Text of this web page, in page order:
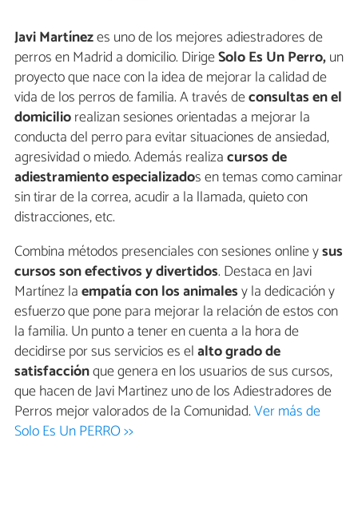
Javi Martínezes uno de los mejores adiestradores de
perros en Madrid a domicilio. DirigeSolo Es Un Perro,un
proyecto que nace con la idea de mejorar la calidad de
vida de los perros de familia. A través deconsultas en el
domiciliorealizan sesiones orientadas a mejorar la
conducta del perro para evitar situaciones de ansiedad,
agresividad o miedo. Además realizacursos de
adiestramiento especializados en temas como caminar
sin tirar de la correa, acudir a la llamada, quieto con
distracciones, etc.
Combina métodos presenciales con sesiones online ysus
cursos son efectivos y divertidos. Destaca en Javi
Martínez laempatía con los animalesy la dedicación y
esfuerzo que pone para mejorar la relación de estos con
la familia. Un punto a tener en cuenta a la hora de
decidirse por sus servicios es elalto grado de
satisfacciónque genera en los usuarios de sus cursos,
que hacen de Javi Martinez uno de los Adiestradores de
Perros mejor valorados de la Comunidad.Ver más de
Solo Es Un PERRO >>